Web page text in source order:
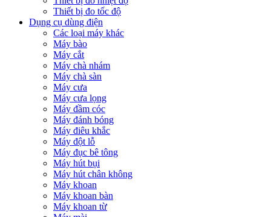
Thiết bị đo tốc độ
Dụng cụ dùng điện
Các loại máy khác
Máy bào
Máy cắt
Máy chà nhám
Máy chà sàn
Máy cưa
Máy cưa lọng
Máy đầm cóc
Máy đánh bóng
Máy điêu khắc
Máy đột lỗ
Máy đục bê tông
Máy hút bụi
Máy hút chân không
Máy khoan
Máy khoan bàn
Máy khoan từ